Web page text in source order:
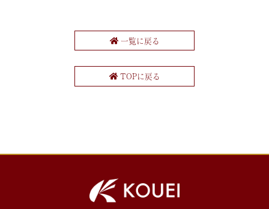
一覧に戻る
TOPに戻る